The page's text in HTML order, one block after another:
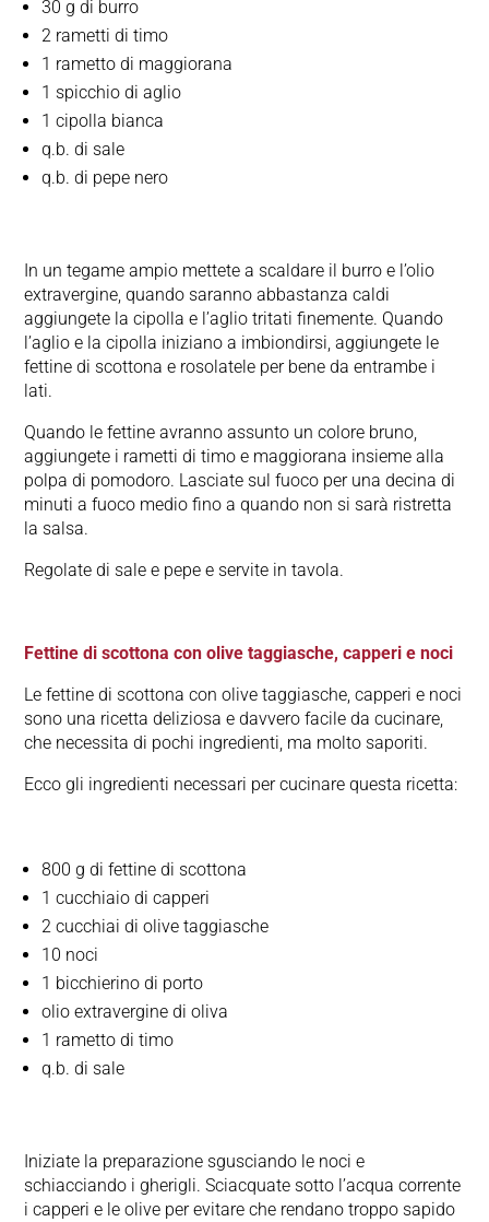
30 g di burro
2 rametti di timo
1 rametto di maggiorana
1 spicchio di aglio
1 cipolla bianca
q.b. di sale
q.b. di pepe nero
In un tegame ampio mettete a scaldare il burro e l’olio
extravergine, quando saranno abbastanza caldi
aggiungete la cipolla e l’aglio tritati finemente. Quando
l’aglio e la cipolla iniziano a imbiondirsi, aggiungete le
fettine di scottona e rosolatele per bene da entrambe i
lati.
Quando le fettine avranno assunto un colore bruno,
aggiungete i rametti di timo e maggiorana insieme alla
polpa di pomodoro. Lasciate sul fuoco per una decina di
minuti a fuoco medio fino a quando non si sarà ristretta
la salsa.
Regolate di sale e pepe e servite in tavola.
Fettine di scottona con olive taggiasche, capperi e noci
Le fettine di scottona con olive taggiasche, capperi e noci
sono una ricetta deliziosa e davvero facile da cucinare,
che necessita di pochi ingredienti, ma molto saporiti.
Ecco gli ingredienti necessari per cucinare questa ricetta:
800 g di fettine di scottona
1 cucchiaio di capperi
2 cucchiai di olive taggiasche
10 noci
1 bicchierino di porto
olio extravergine di oliva
1 rametto di timo
q.b. di sale
Iniziate la preparazione sgusciando le noci e
schiacciando i gherigli. Sciacquate sotto l’acqua corrente
i capperi e le olive per evitare che rendano troppo sapido